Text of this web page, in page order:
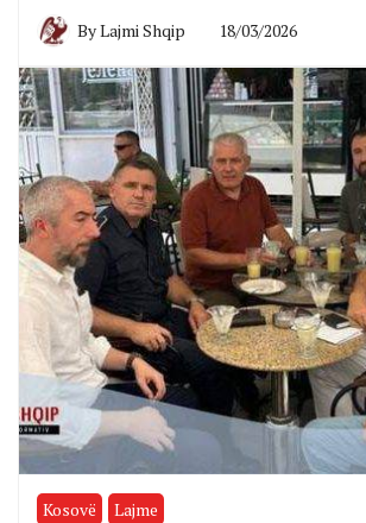
ByLajmi Shqip 18/03/2026
Kosovë Lajme